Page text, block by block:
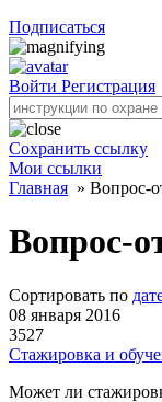
Подписаться
Войти Регистрация
Сохранить ссылку
Мои ссылки
Главная » Вопрос-
Вопрос-
Сортировать по
08 января 2016
3527
Стажировка и
Может ли